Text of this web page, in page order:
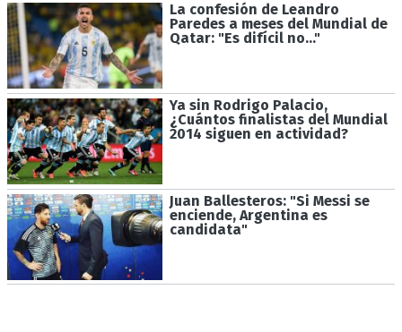
La confesión de Leandro
Paredes a meses del Mundial de
Qatar: "Es difícil no..."
Ya sin Rodrigo Palacio,
¿Cuántos finalistas del Mundial
2014 siguen en actividad?
Juan Ballesteros: "Si Messi se
enciende, Argentina es
candidata"